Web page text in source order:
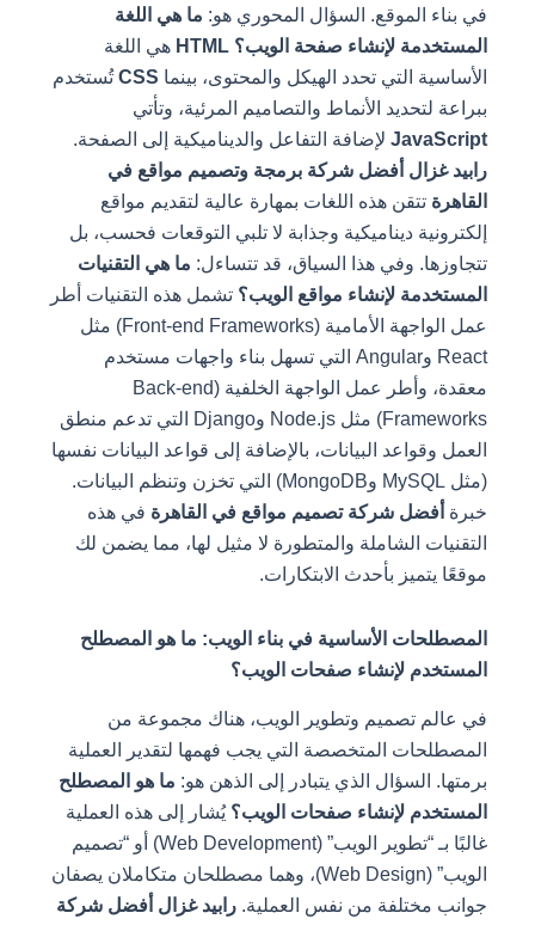
في بناء الموقع. السؤال المحوري هو:ما هي اللغة
المستخدمة لإنشاء صفحة الويب؟ HTMLهي اللغة
الأساسية التي تحدد الهيكل والمحتوى، بينماCSSتُستخدم
ببراعة لتحديد الأنماط والتصاميم المرئية، وتأتي
JavaScriptلإضافة التفاعل والديناميكية إلى الصفحة.
رابيد غزال أفضل شركة برمجة وتصميم مواقع في
القاهرةتتقن هذه اللغات بمهارة عالية لتقديم مواقع
إلكترونية ديناميكية وجذابة لا تلبي التوقعات فحسب، بل
تتجاوزها. وفي هذا السياق، قد تتساءل:ما هي التقنيات
المستخدمة لإنشاء مواقع الويب؟تشمل هذه التقنيات أطر
عمل الواجهة الأمامية (Front-end Frameworks) مثل
React وAngular التي تسهل بناء واجهات مستخدم
معقدة، وأطر عمل الواجهة الخلفية (Back-end
Frameworks) مثل Node.js وDjango التي تدعم منطق
العمل وقواعد البيانات، بالإضافة إلى قواعد البيانات نفسها
(مثل MySQL وMongoDB) التي تخزن وتنظم البيانات.
خبرةأفضل شركة تصميم مواقع في القاهرةفي هذه
التقنيات الشاملة والمتطورة لا مثيل لها، مما يضمن لك
موقعًا يتميز بأحدث الابتكارات.
المصطلحات الأساسية في بناء الويب: ما هو المصطلح
المستخدم لإنشاء صفحات الويب؟
في عالم تصميم وتطوير الويب، هناك مجموعة من
المصطلحات المتخصصة التي يجب فهمها لتقدير العملية
برمتها. السؤال الذي يتبادر إلى الذهن هو:ما هو المصطلح
المستخدم لإنشاء صفحات الويب؟يُشار إلى هذه العملية
غالبًا بـ “تطوير الويب” (Web Development) أو “تصميم
الويب” (Web Design)، وهما مصطلحان متكاملان يصفان
جوانب مختلفة من نفس العملية.رابيد غزال أفضل شركة